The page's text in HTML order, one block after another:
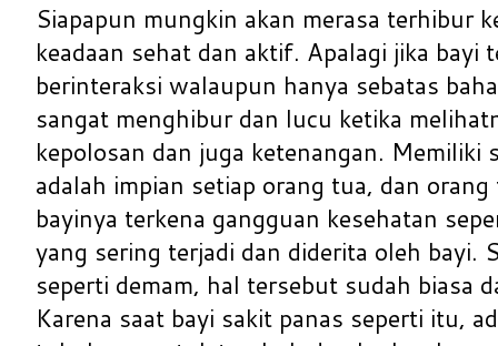
Siapapun mungkin akan merasa terhibur
keadaan sehat dan aktif. Apalagi jika bayi
berinteraksi walaupun hanya sebatas
sangat menghibur dan lucu ketika
kepolosan dan juga ketenangan. Memiliki
adalah impian setiap orang tua, dan
bayinya terkena gangguan kesehatan
yang sering terjadi dan diderita oleh bayi.
seperti demam, hal tersebut sudah biasa
Karena saat bayi sakit panas seperti itu,